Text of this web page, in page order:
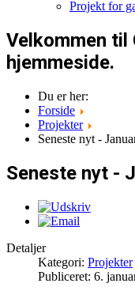
Projekt for
Velkommen til
hjemmeside.
Du er her:
Forside
Projekter
Seneste nyt -
Seneste nyt -
Detaljer
Kategori: Projekter
Publiceret: 6.